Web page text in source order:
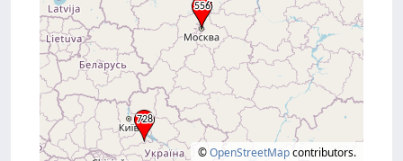
©OpenStreetMapcontributors.